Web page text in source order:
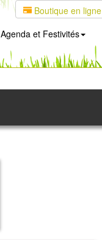
Boutique en ligne
Agenda et Festivités